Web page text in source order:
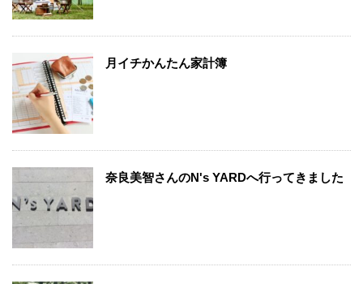
月イチかんたん家計簿
奈良美智さんのN's YARDへ行ってきました